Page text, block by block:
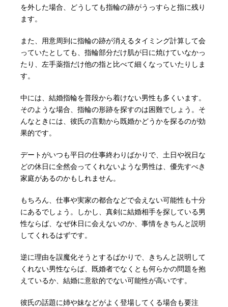
を外した場合、どうしても指輪の跡がうっすらと指に残り
ます。
また、用意周到に指輪の跡が消えるタイミング計算して会
っていたとしても、指輪部分だけ肌が日に焼けていなかっ
たり、左手薬指だけ他の指と比べて細くなっていたりしま
す。
中には、結婚指輪を普段から着けない男性も多くいます。
そのような場合、指輪の形跡を探すのは困難でしょう。そ
んなときには、彼氏の言動から既婚かどうかを探るのが効
果的です。
デートがいつも平日の仕事終わりばかりで、土日や祝日な
どの休日に全然会ってくれないような男性は、優先すべき
家庭があるのかもしれません。
もちろん、仕事や実家の都合などで会えない可能性も十分
にあるでしょう。しかし、真剣に結婚相手を探している男
性ならば、なぜ休日に会えないのか、事情をきちんと説明
してくれるはずです。
逆に理由を誤魔化そうとするばかりで、きちんと説明して
くれない男性ならば、既婚者でなくとも何らかの問題を抱
えているか、結婚に意欲的でない可能性が高いです。
彼氏の話題に姉や妹などがよく登場してくる場合も要注